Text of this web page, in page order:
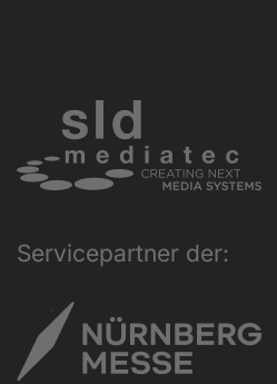
Servicepartner der: